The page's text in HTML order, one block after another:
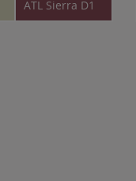
ATL Sierra D1